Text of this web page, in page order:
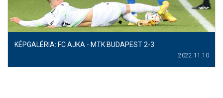
KÉPGALÉRIA: FC AJKA - MTK BUDAPEST 2-3
2022.11.10